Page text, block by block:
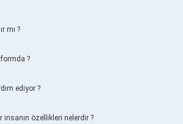
mı ?
?
ediyor ?
insanın özellikleri nelerdir ?